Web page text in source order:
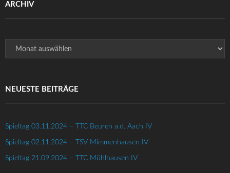
ARCHIV
Archiv
NEUESTE BEITRÄGE
Spieltag 03.11.2024 – TTC Beuren a.d. Aach IV
Spieltag 02.11.2024 – TSV Mimmenhausen IV
Spieltag 21.09.2024 – TTC Mühlhausen IV